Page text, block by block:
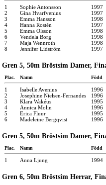
1 Sophie Antonsson
1997
2
Gina Hvarfvenius
1997
3
Emma Hansson
1998
4
Hanna Rostén
1997
5
Emma Olsson
1998
6
Vendela Borg
1998
7
Maja Wennroth
1998
8
Jennifer Lidström 1997
Gren 5, 50m Bröstsim Damer,
Plac. Namn Född
1 Isabelle Avenius
1996
2
Josephine Nielsen-Fernandes
1996
3
Klara Wakéus
1995
4
Annica Molin
1996
5
Erica Fluur
1995
6
Madeleine Bergqvist 1996
Gren 5, 50m Bröstsim Damer,
Plac. Namn Född
1 Anna Ljung 1994
Gren 6, 50m Bröstsim Herrar,